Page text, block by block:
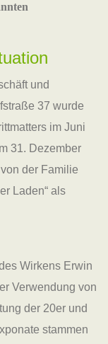
und
37 wurde
im Juni
31. Dezember
der Familie
Laden“ als
Wirkens Erwin
Verwendung von
der 20er und
stammen